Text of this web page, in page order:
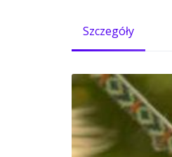
Szczegóły